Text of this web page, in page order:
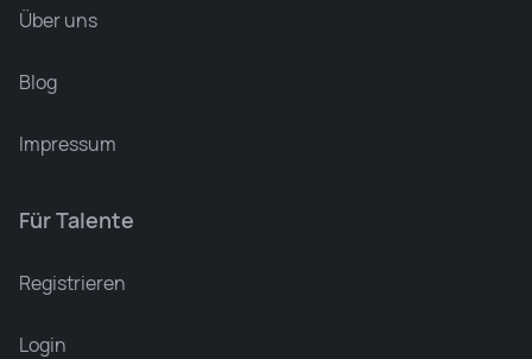
Über uns
Blog
Impressum
Für Talente
Registrieren
Login